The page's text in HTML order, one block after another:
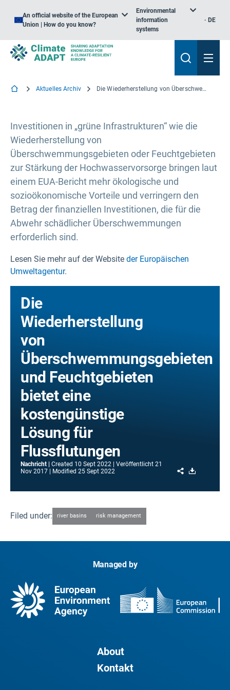
An official website of the European
Union | How do you know?
Environmental
information
systems
DE
Aktuelles Archiv Die Wiederherstellung von Überschwemmungsgebieten und Feuchtgebieten bietet eine kostengünstige Lösung für Flussflutungen
Investitionen in „grüne Infrastrukturen“ wie die
Wiederherstellung von
Überschwemmungsgebieten oder Feuchtgebieten
zur Stärkung der Hochwasservorsorge bringen laut
einem EUA-Bericht mehr ökologische und
sozioökonomische Vorteile und verringern den
Betrag der finanziellen Investitionen, die für die
Abwehr schädlicher Überschwemmungen
erforderlich sind.
Lesen Sie mehr auf der Website der Europäischen
Umweltagentur.
Die
Wiederherstellung
von
Überschwemmungsgebieten
und Feuchtgebieten
bietet eine
kostengünstige
Lösung für
Flussflutungen
Nachricht Created 10 Sept 2022 Veröffentlicht 21
Nov 2017
Modified 25 Sept 2022 Share
Filed under: river basins risk management
Managed by
About
Kontakt